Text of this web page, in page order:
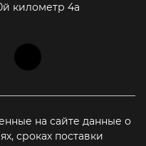
километр 4а
на сайте данные о
сроках поставки